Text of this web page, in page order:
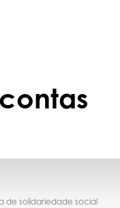
de solidariedade social